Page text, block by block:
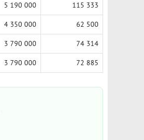
5 190 000 115 333
4 350 000 62 500
3 790 000 74 314
3 790 000 72 885